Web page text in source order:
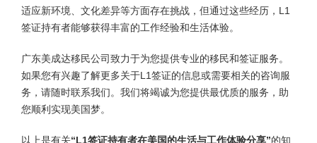
适应新环境、文化差异等方面存在挑战，但通过这些经历，L1
签证持有者能够获得丰富的工作经验和生活体验。
广东美成达移民公司致力于为您提供专业的移民和签证服务。
如果您有兴趣了解更多关于L1签证的信息或需要相关的咨询服
务，请随时联系我们。我们将竭诚为您提供最优质的服务，助
您顺利实现美国梦。
以上是有关“L1签证持有者在美国的生活与工作体验分享”的知